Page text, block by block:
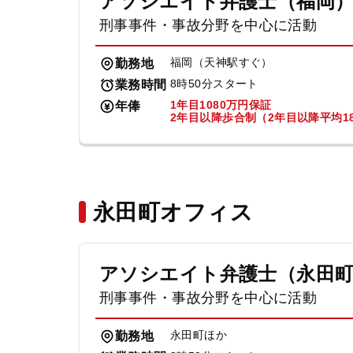
刑事事件・事故分野を中心に活動
勤務地 福岡（天神駅すぐ）
業務時間 8時50分スタート
年俸
1年目1080万円保証
2年目以降歩合制（2年目以降平均
永田町オフィス
アソシエイト弁護士（永田町
刑事事件・事故分野を中心に活動
勤務地 永田町ほか